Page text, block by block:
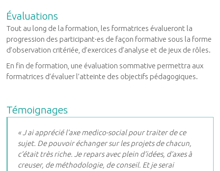
Évaluations
Tout au long de la formation, les formatrices évalueront la
progression des participant·es de façon formative sous la forme
d’observation critériée, d’exercices d’analyse et de jeux de rôles.
En fin de formation, une évaluation sommative permettra aux
formatrices d’évaluer l’atteinte des objectifs pédagogiques.
Témoignages
« J ai apprécié l’axe medico-social pour traiter de ce
sujet. De pouvoir échanger sur les projets de chacun,
c’était très riche. Je repars avec plein d’idées, d’axes à
creuser, de méthodologie, de conseil. Et je serai